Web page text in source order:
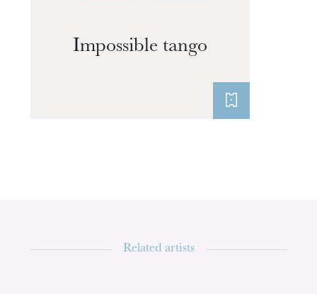
Guided tours of the Opera
Impossible tango
Related artists